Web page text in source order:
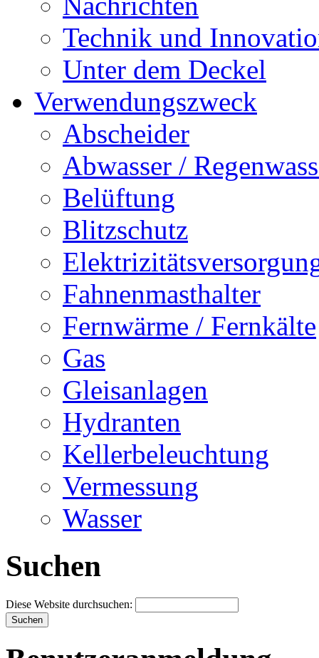
Technik und
Unter dem Deckel
Verwendungszweck
Abscheider
Abwasser /
Belüftung
Blitzschutz
Fahnenmasthalter
Fernwärme / Fernkälte
Gas
Gleisanlagen
Hydranten
Kellerbeleuchtung
Vermessung
Wasser
Suchen
Diese Website durchsuchen: